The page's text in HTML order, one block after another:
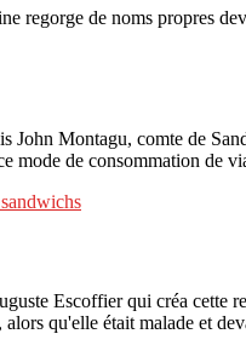
regorge de noms propres
John Montagu, comte de
mode de consommation de
Escoffier qui créa cette
qu'elle était malade et